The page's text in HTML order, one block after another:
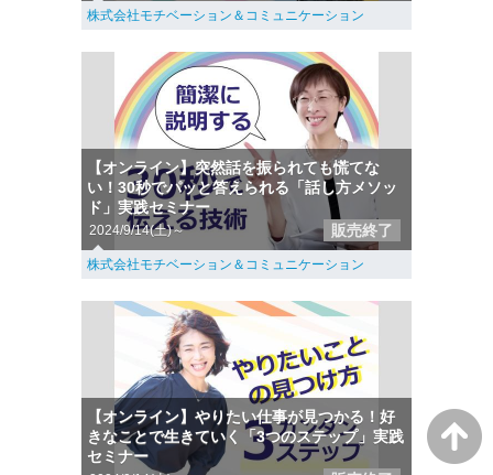
株式会社モチベーション＆コミュニケーション
【オンライン】突然話を振られても慌てな
い！30秒でパッと答えられる「話し方メソッ
ド」実践セミナー
2024/9/14(土)～ 販売終了
株式会社モチベーション＆コミュニケーション
【オンライン】やりたい仕事が見つかる！好
きなことで生きていく「3つのステップ」実践
セミナー